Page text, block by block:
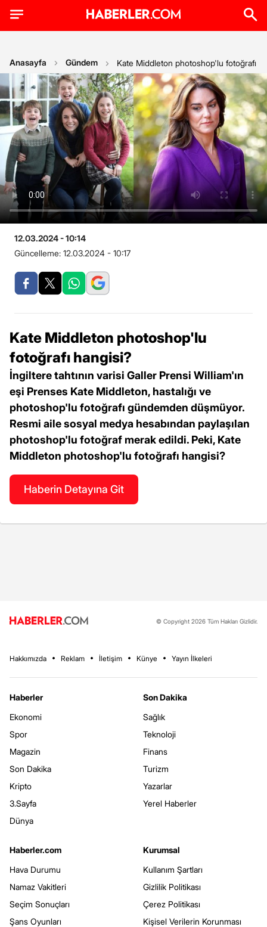
Anasayfa Gündem Kate Middleton photoshop'lu fotoğrafı
12.03.2024 - 10:14
Güncelleme: 12.03.2024 - 10:17
Kate Middleton photoshop'lu
fotoğrafı hangisi?
İngiltere tahtının varisi Galler Prensi William'ın
eşi Prenses Kate Middleton, hastalığı ve
photoshop'lu fotoğrafı gündemden düşmüyor.
Resmi aile sosyal medya hesabından paylaşılan
photoshop'lu fotoğraf merak edildi. Peki, Kate
Middleton photoshop'lu fotoğrafı hangisi?
Haberin Detayına Git
© Copyright 2026 Tüm Hakları Gizlidir.
Hakkımızda Reklam İletişim Künye Yayın İlkeleri
Haberler
Ekonomi
Spor
Magazin
Son Dakika
Kripto
3.Sayfa
Dünya
Son Dakika
Sağlık
Teknoloji
Finans
Turizm
Yazarlar
Yerel Haberler
Haberler.com
Hava Durumu
Namaz Vakitleri
Seçim Sonuçları
Şans Oyunları
Kurumsal
Kullanım Şartları
Gizlilik Politikası
Çerez Politikası
Kişisel Verilerin Korunması